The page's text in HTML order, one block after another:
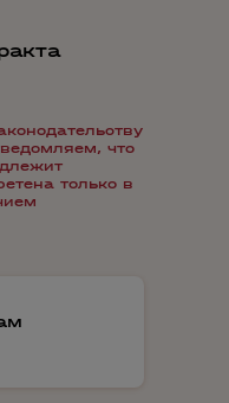
что
только в